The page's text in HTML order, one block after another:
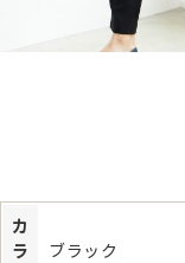
カ
ラ
ブラック